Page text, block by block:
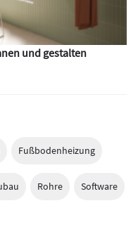
und gestalten
Fußbodenheizung
Rohre Software